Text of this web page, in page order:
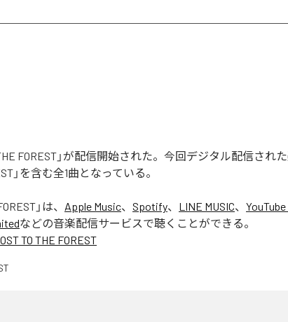
THE FOREST」が配信開始された。今回デジタル配信された
」を含む全1曲となっている。
」は、 Apple Music、 Spotify、 LINE MUSIC、
などの音楽配信サービスで聴くことができる。
TO THE FOREST